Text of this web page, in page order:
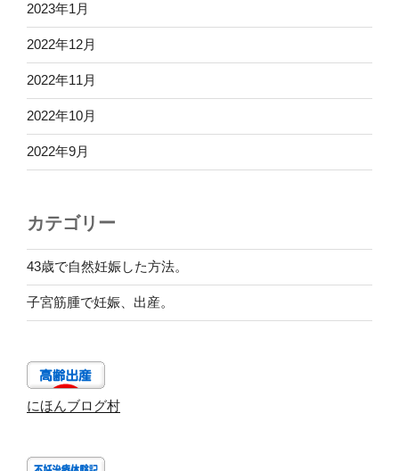
2023年1月
2022年12月
2022年11月
2022年10月
2022年9月
カテゴリー
43歳で自然妊娠した方法。
子宮筋腫で妊娠、出産。
にほんブログ村